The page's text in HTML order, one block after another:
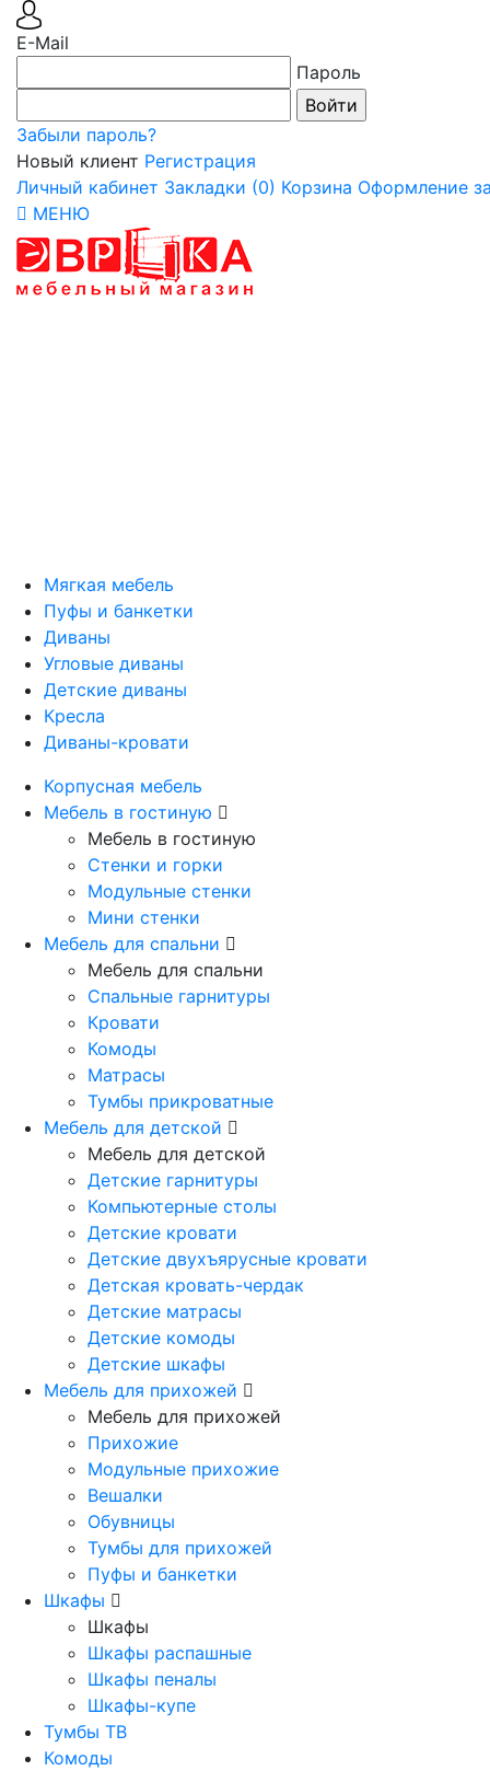
E-Mail
Пароль
Забыли пароль?
Новый клиент Регистрация
Личный кабинет Закладки (0) Корзина Оформление
МЕНЮ
Мягкая мебель
Пуфы и банкетки
Диваны
Угловые диваны
Детские диваны
Кресла
Диваны-кровати
Корпусная мебель
Мебель в гостиную
Мебель в гостиную
Стенки и горки
Модульные стенки
Мини стенки
Мебель для спальни
Мебель для спальни
Спальные гарнитуры
Кровати
Комоды
Матрасы
Тумбы прикроватные
Мебель для детской
Мебель для детской
Детские гарнитуры
Компьютерные столы
Детские кровати
Детские двухъярусные кровати
Детская кровать-чердак
Детские матрасы
Детские комоды
Детские шкафы
Мебель для прихожей
Мебель для прихожей
Прихожие
Модульные прихожие
Вешалки
Обувницы
Тумбы для прихожей
Пуфы и банкетки
Шкафы
Шкафы
Шкафы распашные
Шкафы пеналы
Шкафы-купе
Тумбы ТВ
Комоды